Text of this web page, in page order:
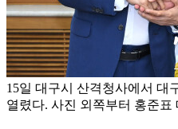
15일 대구시 산격청사에서 대
열렸다. 사진 외쪽부터 홍준